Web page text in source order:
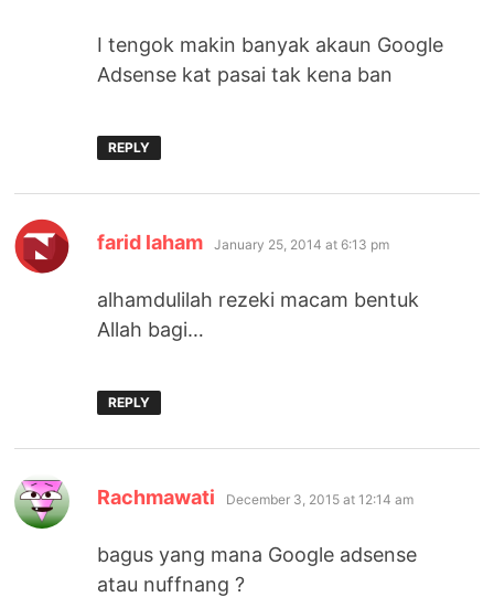
I tengok makin banyak akaun Google
Adsense kat pasai tak kena ban
REPLY
farid laham says:
January 25, 2014 at 6:13 pm
alhamdulilah rezeki macam bentuk
Allah bagi…
REPLY
Rachmawati says:
December 3, 2015 at 12:14 am
bagus yang mana Google adsense
atau nuffnang ?